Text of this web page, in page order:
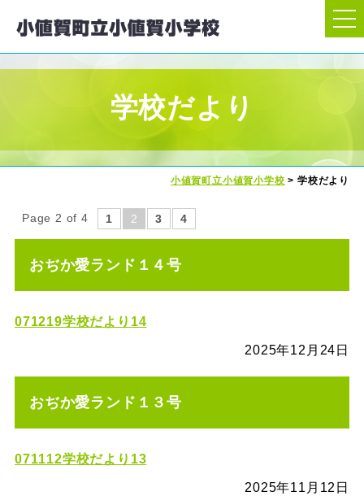
学校だより
小値賀町立小値賀小学校 >学校だより
Page 2 of 4 1 2 3 4
おぢか愛ランド１４号
071219学校だより14
2025年12月24日
おぢか愛ランド１３号
071112学校だより13
2025年11月12日